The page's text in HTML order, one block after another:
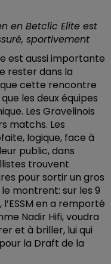
en Betclic Elite est
sportivement
est aussi importante
rester dans la
cette rencontre
les deux équipes
Les Gravelinois
matchs. Les
logique, face à
public, dans
trouvent
pour sortir un gros
montrent: sur les 9
en a remporté
Nadir Hifi, voudra
et à briller, lui qui
la Draft de la